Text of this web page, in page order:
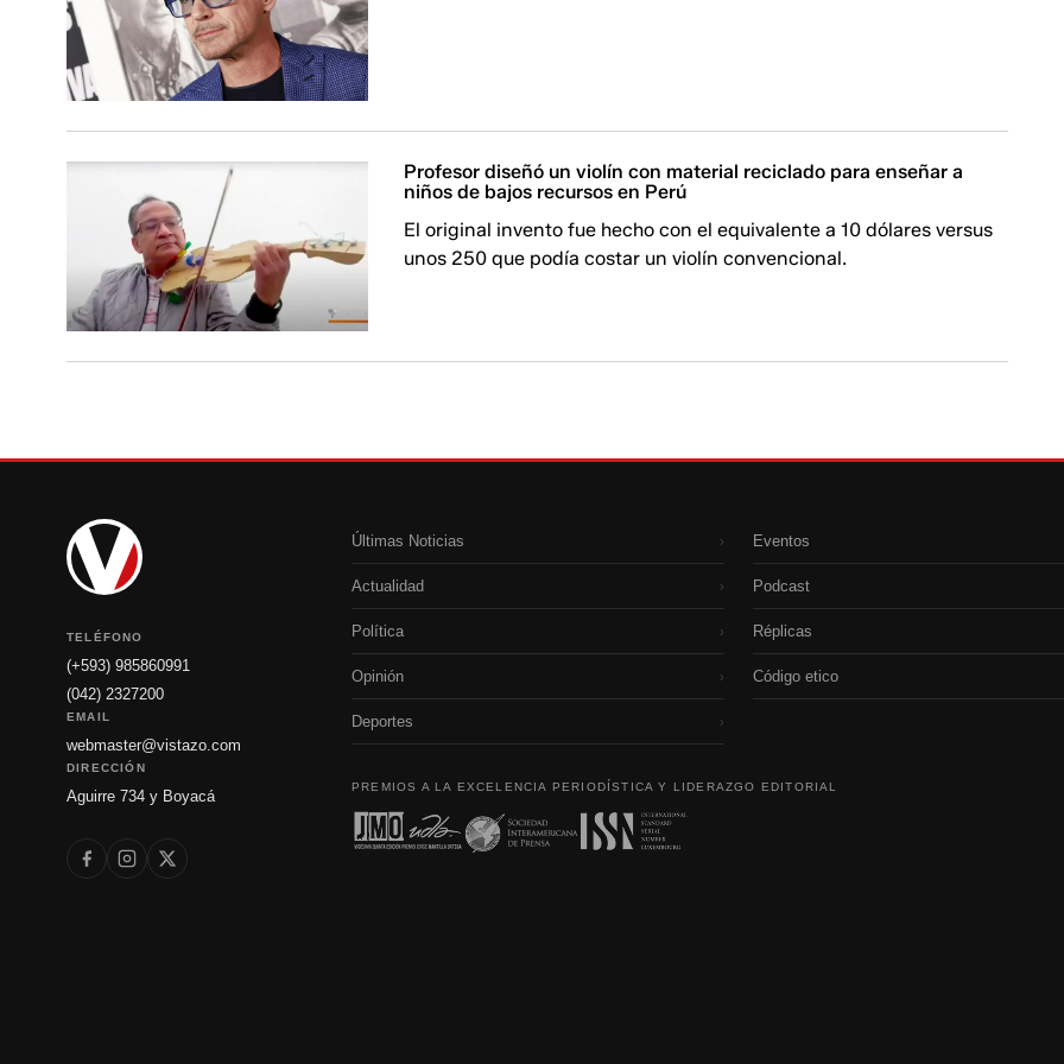
Profesor diseñó un violín con material reciclado para enseñar a
niños de bajos recursos en Perú
El original invento fue hecho con el equivalente a 10 dólares versus
unos 250 que podía costar un violín convencional.
TELÉFONO
(+593) 985860991
(042) 2327200
EMAIL
webmaster@vistazo.com
DIRECCIÓN
Aguirre 734 y Boyacá
Últimas Noticias ›
Actualidad ›
Política ›
Opinión ›
Deportes ›
Eventos
Podcast
Réplicas
Código etico
PREMIOS A LA EXCELENCIA PERIODÍSTICA Y LIDERAZGO EDITORIAL